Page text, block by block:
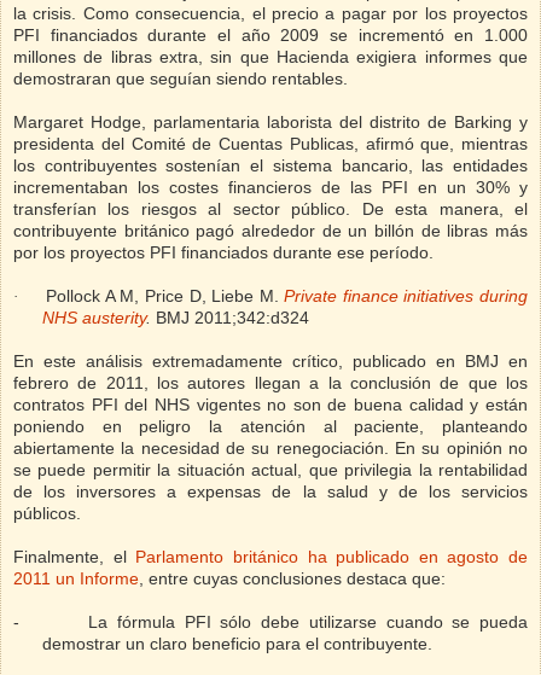
la crisis. Como consecuencia, el precio a pagar por los proyectos
PFI financiados durante el año 2009 se incrementó en 1.000
millones de libras extra, sin que Hacienda exigiera informes que
demostraran que seguían siendo rentables.
Margaret Hodge, parlamentaria laborista del distrito de Barking y
presidenta del Comité de Cuentas Publicas, afirmó que, mientras
los contribuyentes sostenían el sistema bancario, las entidades
incrementaban los costes financieros de las PFI en un 30% y
transferían los riesgos al sector público. De esta manera, el
contribuyente británico pagó alrededor de un billón de libras más
por los proyectos PFI financiados durante ese período.
· Pollock A M, Price D, Liebe M. Private finance initiatives during
NHS austerity. BMJ 2011;342:d324
En este análisis extremadamente crítico, publicado en BMJ en
febrero de 2011, los autores llegan a la conclusión de que los
contratos PFI del NHS vigentes no son de buena calidad y están
poniendo en peligro la atención al paciente, planteando
abiertamente la necesidad de su renegociación. En su opinión no
se puede permitir la situación actual, que privilegia la rentabilidad
de los inversores a expensas de la salud y de los servicios
públicos.
Finalmente, el Parlamento británico ha publicado en agosto de
2011 un Informe , entre cuyas conclusiones destaca que:
-
La fórmula PFI sólo debe utilizarse cuando se pueda
demostrar un claro beneficio para el contribuyente.